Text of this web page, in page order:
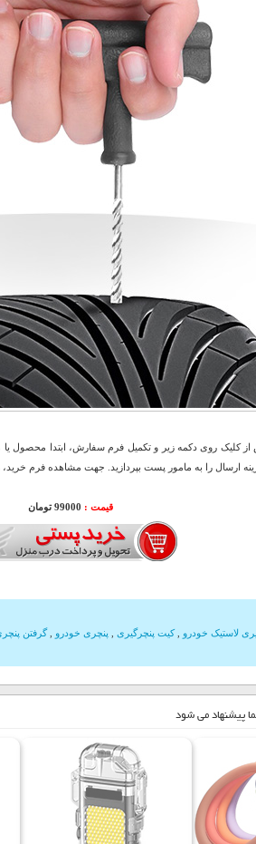
کلیک روی دکمه زیر و تکمیل فرم سفارش، ابتدا محصول
ارسال را به مامور پست بپردازید. جهت مشاهده فرم خرید،
قیمت : 99000 تومان
لاستیک خودرو ,کیت پنچرگیری پنچری خودرو ,گرفتن
پیشنهاد می شود